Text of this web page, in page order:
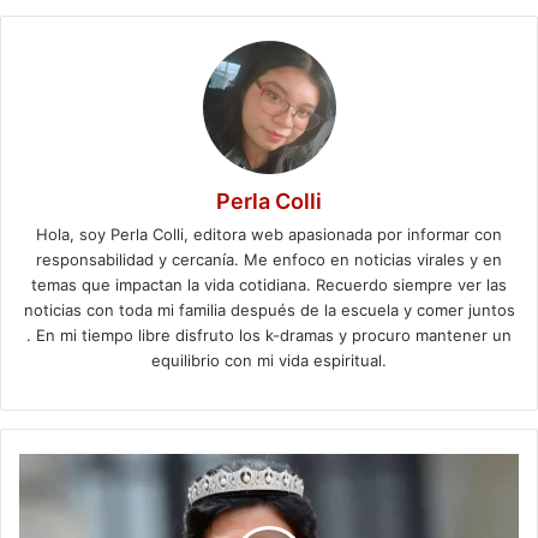
Perla Colli
Hola, soy Perla Colli, editora web apasionada por informar con
responsabilidad y cercanía. Me enfoco en noticias virales y en
temas que impactan la vida cotidiana. Recuerdo siempre ver las
noticias con toda mi familia después de la escuela y comer juntos
. En mi tiempo libre disfruto los k-dramas y procuro mantener un
equilibrio con mi vida espiritual.